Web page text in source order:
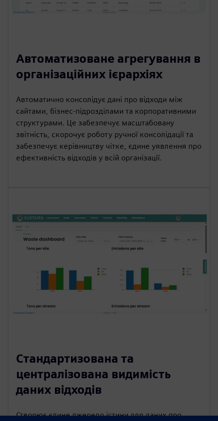
Автоматизоване агрегування в
організаційних ієрархіях
Автоматично консолідує дані про відходи між
сайтами, бізнес-підрозділами та корпоративними
структурами. Це забезпечує масштабовану
звітність, скорочує роботу ручної консолідації та
забезпечує керівництву чітке, єдине уявлення про
ефективність відходів у всій організації.
Стандартизована та
централізована видимість
даних відходів
Створює єдине джерело істини для даних про